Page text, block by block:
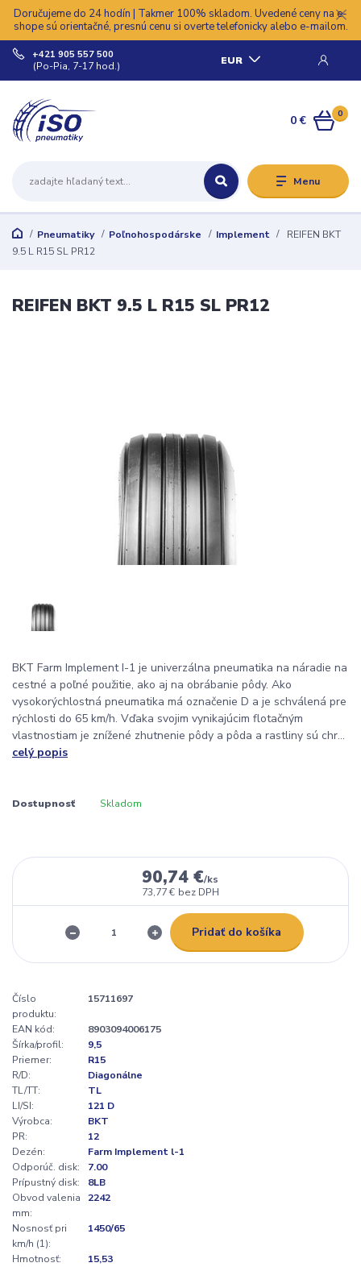
Doručujeme do 24 hodín | Takmer 100% skladom. Uvedené ceny na e-
shope sú orientačné, presnú cenu si overte telefonicky alebo e-mailom.
Menu
EUR
+421 905 557 500
(Po-Pia, 7-17 hod.)
0
0 €
Pneumatiky Poľnohospodárske Implement
REIFEN BKT
9.5 L R15 SL PR12
REIFEN BKT 9.5 L R15 SL PR12
BKT Farm Implement I-1 je univerzálna pneumatika na náradie na
cestné a poľné použitie, ako aj na obrábanie pôdy. Ako
vysokorýchlostná pneumatika má označenie D a je schválená pre
rýchlosti do 65 km/h. Vďaka svojim vynikajúcim flotačným
vlastnostiam je znížené zhutnenie pôdy a pôda a rastliny sú chr...
celý popis
Dostupnosť Skladom
90,74 €/ks
73,77 € bez DPH
Pridať do košíka
Číslo
produktu:
15711697
EAN kód:
8903094006175
Šírka/profil:
9,5
Priemer:
R15
R/D:
Diagonálne
TL/TT:
TL
LI/SI:
121 D
Výrobca:
BKT
PR:
12
Dezén:
Farm Implement l-1
Odporúč. disk:
7.00
Prípustný disk:
8LB
Obvod valenia
mm:
2242
Nosnosť pri
km/h (1):
1450/65
Hmotnosť:
15,53